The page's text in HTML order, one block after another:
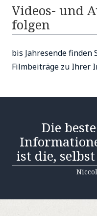
Videos- und
folgen
bis Jahresende
Filmbeiträge zu Ihrer
Die
ist die,